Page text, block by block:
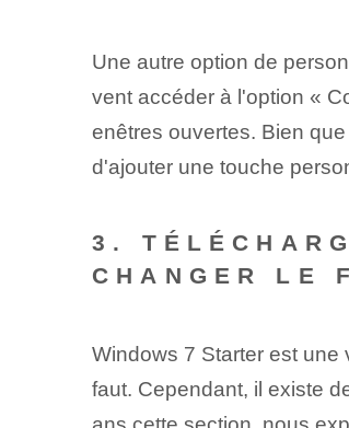
Une autre option de
vent accéder à l'option «
enêtres ouvertes. Bien
d'ajouter une touche
3.
CHANGER LE
Windows 7 Starter est
faut. Cependant, il existe